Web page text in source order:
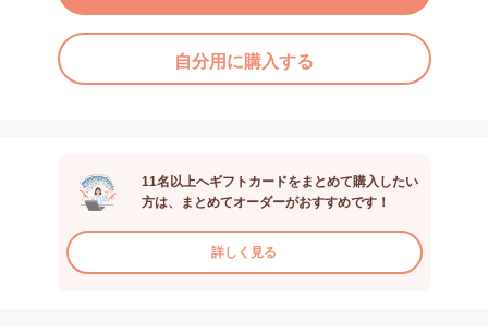
自分用に購入する
11名以上へギフトカードをまとめて購入したい
方は、まとめてオーダーがおすすめです！
詳しく見る